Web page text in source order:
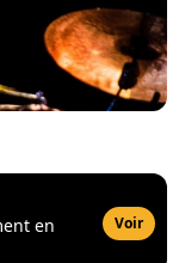
en
Voir